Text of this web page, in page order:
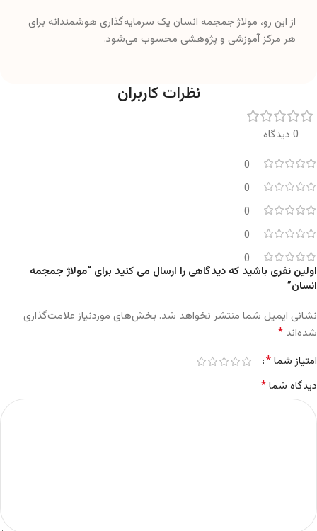
از این رو، مولاژ جمجمه انسان یک سرمایه‌گذاری هوشمندانه برای
هر مرکز آموزشی و پژوهشی محسوب می‌شود.
نظرات کاربران
0 دیدگاه
0
0
0
0
0
اولین نفری باشید که دیدگاهی را ارسال می کنید برای “مولاژ جمجمه
انسان”
نشانی ایمیل شما منتشر نخواهد شد. بخش‌های موردنیاز علامت‌گذاری
شده‌اند *
امتیاز شما*
دیدگاه شما*